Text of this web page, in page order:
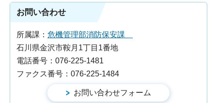
お問い合わせ
所属課： 危機管理部消防保安課
石川県金沢市鞍月1丁目1番地
電話番号：076-225-1481
ファクス番号：076-225-1484